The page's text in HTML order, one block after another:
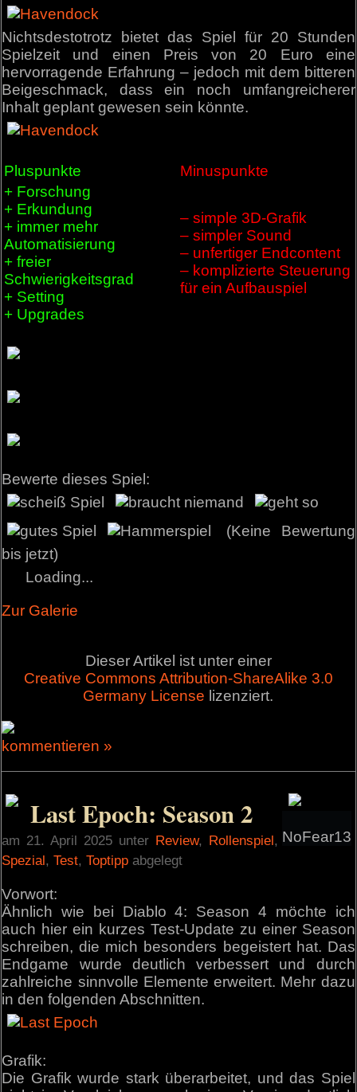
Nichtsdestotrotz bietet das Spiel für 20 Stunden
Spielzeit und einen Preis von 20 Euro eine
hervorragende Erfahrung – jedoch mit dem bitteren
Beigeschmack, dass ein noch umfangreicherer
Inhalt geplant gewesen sein könnte.
Pluspunkte
Minuspunkte
+ Forschung
+ Erkundung
+ immer mehr
Automatisierung
+ freier
Schwierigkeitsgrad
+ Setting
+ Upgrades
– simple 3D-Grafik
– simpler Sound
– unfertiger Endcontent
– komplizierte Steuerung
für ein Aufbauspiel
Bewerte dieses Spiel:
(Keine Bewertung
bis jetzt)
Loading...
Zur Galerie
Dieser Artikel ist unter einer
Creative Commons Attribution-ShareAlike 3.0
Germany License lizenziert.
kommentieren »
NoFear13
Last Epoch: Season 2
am 21. April 2025 unter Review, Rollenspiel,
Spezial,Test,Toptipp abgelegt
Vorwort:
Ähnlich wie bei Diablo 4: Season 4 möchte ich
auch hier ein kurzes Test-Update zu einer Season
schreiben, die mich besonders begeistert hat. Das
Endgame wurde deutlich verbessert und durch
zahlreiche sinnvolle Elemente erweitert. Mehr dazu
in den folgenden Abschnitten.
Grafik:
Die Grafik wurde stark überarbeitet, und das Spiel